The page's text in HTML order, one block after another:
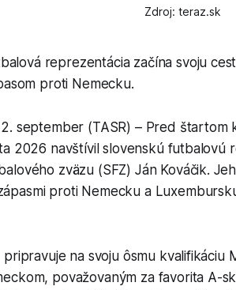
Zdroj: teraz.sk
reprezentácia začína svoju
proti Nemecku.
september (TASR) – Pred štartom
2026 navštívil slovenskú futbalovú
zväzu (SFZ) Ján Kováčik.
proti Nemecku a
pripravuje na svoju ôsmu
považovaným za favorita A-